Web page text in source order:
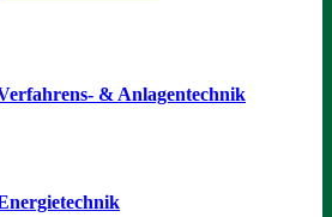
& Anlagentechnik